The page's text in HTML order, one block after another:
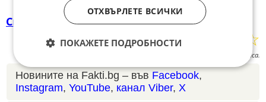
Сирия
Поставете оценка: ☆
☆
гласа.
Новините на Fakti.bg – във Facebook,
Instagram, YouTube, канал Viber, X
ОТХВЪРЛЕТЕ ВСИЧКИ
ПОКАЖЕТЕ ПОДРОБНОСТИ